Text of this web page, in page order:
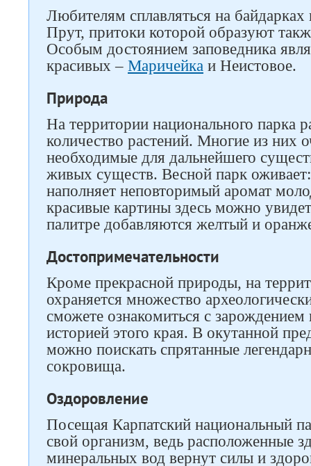
Любителям сплавляться на байдарках
Прут, притоки которой образуют
Особым достоянием заповедника
красивых – Маричейка и Неистовое.
Природа
На территории национального парка
количество растений. Многие из них
необходимые для дальнейшего
живых существ. Весной парк
наполняет неповторимый аромат
красивые картины здесь можно
палитре добавляются желтый и
Достопримечательности
Кроме прекрасной природы, на
охраняется множество
сможете ознакомиться с
историей этого края. В окутанной
можно поискать спрятанные
сокровища.
Оздоровление
Посещая Карпатский национальный
свой организм, ведь расположенные
минеральных вод вернут силы и